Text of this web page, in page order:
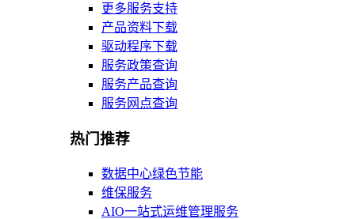
更多服务支持
产品资料下载
驱动程序下载
服务政策查询
服务产品查询
服务网点查询
热门推荐
数据中心绿色节能
维保服务
AIO一站式运维管理服务